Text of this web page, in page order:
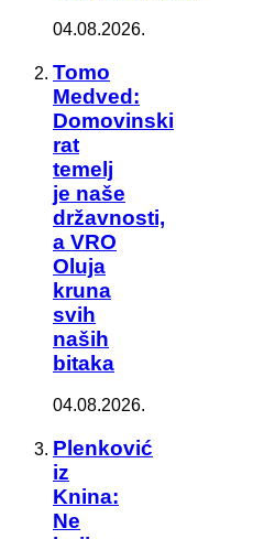
04.08.2026.
Tomo
Medved:
Domovinski
rat
temelj
je naše
državnosti,
a VRO
Oluja
kruna
svih
naših
bitaka
04.08.2026.
Plenković
iz
Knina:
Ne